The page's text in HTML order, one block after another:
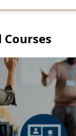
Courses